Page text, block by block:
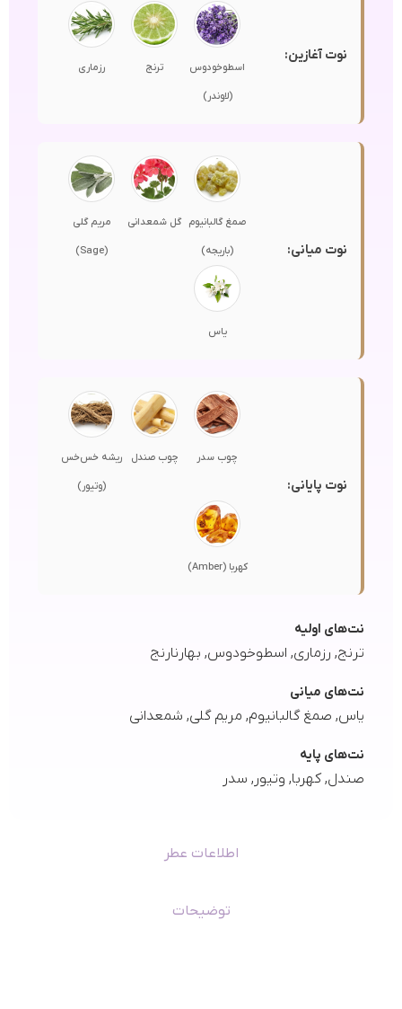
اطلاعات عطر
توضیحات
نوت آغازین:
اسطوخودوس
(لاوندر)
ترنج رزماری
نوت میانی:
صمغ گالبانیوم
(باریجه)
گل شمعدانی مریم گلی
(Sage)
یاس
نوت پایانی:
چوب سدر چوب صندل ریشه خس‌خس
(وتیور)
کهربا (Amber)
نت‌های اولیه
ترنج, رزماری, اسطوخودوس, بهارنارنج
نت‌های میانی
یاس, صمغ گالبانیوم, مریم گلی, شمعدانی
نت‌های پایه
صندل, کهربا, وتیور, سدر